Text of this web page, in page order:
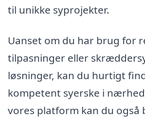
til unikke syprojekter.
Uanset om du har brug for
tilpasninger eller
løsninger, kan du hurtigt
kompetent syerske i
vores platform kan du også